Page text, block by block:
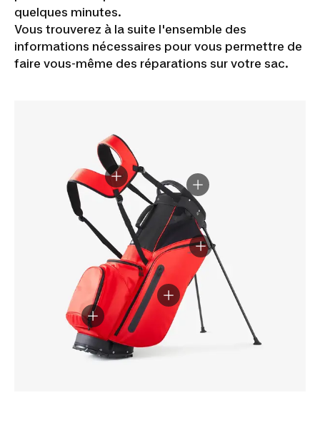
quelques minutes.
Vous trouverez à la suite l'ensemble des
informations nécessaires pour vous permettre de
faire vous-même des réparations sur votre sac.